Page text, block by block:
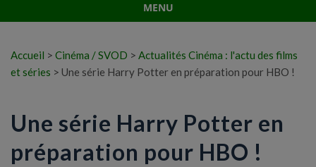
MENU
Accueil > Cinéma / SVOD > Actualités Cinéma : l'actu des films
et séries > Une série Harry Potter en préparation pour HBO !
Une série Harry Potter en
préparation pour HBO !